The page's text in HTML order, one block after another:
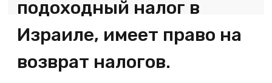
подоходный налог в
Израиле, имеет право на
возврат налогов.